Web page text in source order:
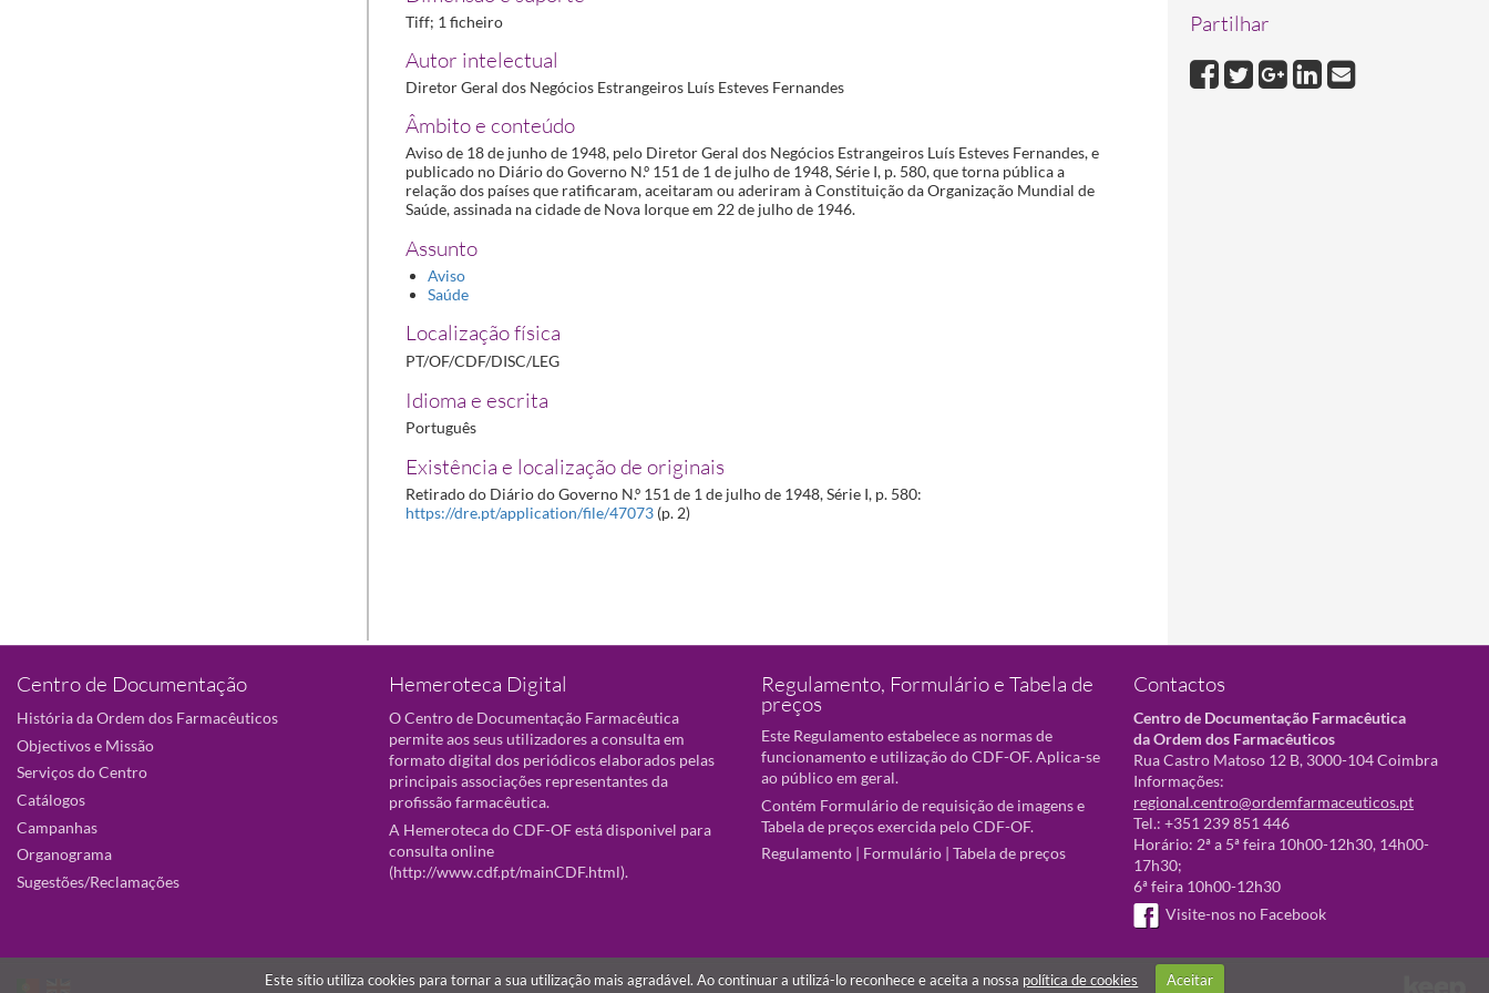
Partilhar
Tiff; 1 ficheiro
Autor intelectual
Diretor Geral dos Negócios Estrangeiros Luís Esteves Fernandes
Âmbito e conteúdo
Aviso de 18 de junho de 1948, pelo Diretor Geral dos Negócios Estrangeiros Luís Esteves Fernandes, e
publicado no Diário do Governo N.º 151 de 1 de julho de 1948, Série I, p. 580, que torna pública a
relação dos países que ratificaram, aceitaram ou aderiram à Constituição da Organização Mundial de
Saúde, assinada na cidade de Nova Iorque em 22 de julho de 1946.
Assunto
Aviso
Saúde
Localização física
PT/OF/CDF/DISC/LEG
Idioma e escrita
Português
Existência e localização de originais
Retirado do Diário do Governo N.º 151 de 1 de julho de 1948, Série I, p. 580:
https://dre.pt/application/file/47073 (p. 2)
Centro de Documentação
História da Ordem dos Farmacêuticos
Objectivos e Missão
Serviços do Centro
Catálogos
Campanhas
Organograma
Sugestões/Reclamações
Hemeroteca Digital
O Centro de Documentação Farmacêutica
permite aos seus utilizadores a consulta em
formato digital dos periódicos elaborados pelas
principais associações representantes da
profissão farmacêutica.
A Hemeroteca do CDF-OF está disponivel para
consulta online
(http://www.cdf.pt/mainCDF.html).
Regulamento, Formulário e Tabela de
preços
Este Regulamento estabelece as normas de
funcionamento e utilização do CDF-OF. Aplica-se
ao público em geral.
Contém Formulário de requisição de imagens e
Tabela de preços exercida pelo CDF-OF.
Regulamento | Formulário | Tabela de preços
Contactos
Centro de Documentação Farmacêutica
da Ordem dos Farmacêuticos
Rua Castro Matoso 12 B, 3000-104 Coimbra
Informações:
regional.centro@ordemfarmaceuticos.pt
Tel.: +351 239 851 446
Horário: 2ª a 5ª feira 10h00-12h30, 14h00-
17h30;
6ª feira 10h00-12h30
Visite-nos no Facebook
Este sítio utiliza cookies para tornar a sua utilização mais agradável. Ao continuar a utilizá-lo reconhece e aceita a nossa política de cookies Aceitar